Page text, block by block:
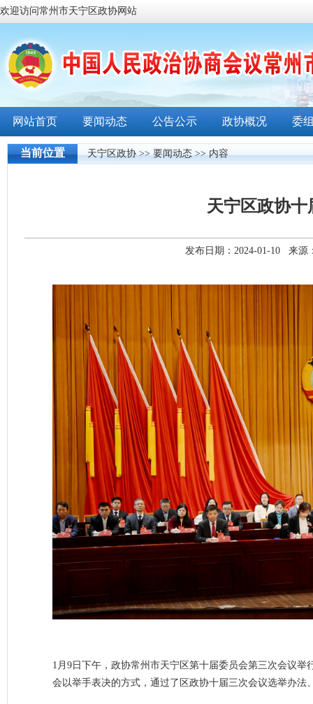
欢迎访问常州市天宁区政协网站
网站首页 要闻动态 公告公示 政协概况 委
当前位置 天宁区政协>>要闻动态>> 内容
天宁区政协
发布日期：2024-01-10 来源
1月9日下午，政协常州市天宁区第十届委员会第三次会议
会以举手表决的方式，通过了区政协十届三次会议选举办